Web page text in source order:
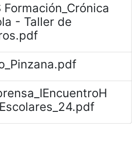
Formación_Crónica
- Taller de